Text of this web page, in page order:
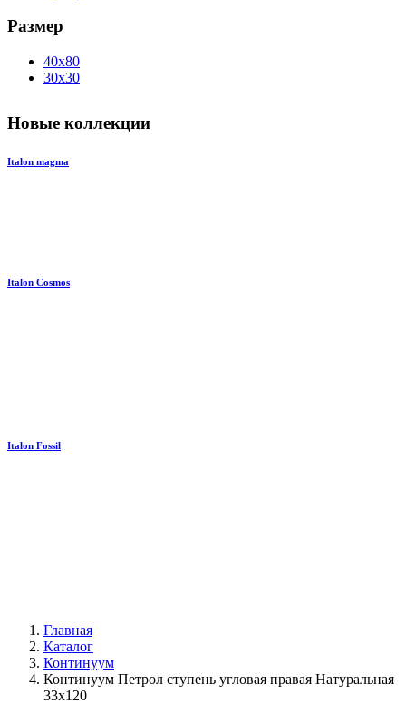
Размер
40x80
30x30
Новые коллекции
Italon magma
Italon Cosmos
Italon Fossil
Главная
Каталог
Континуум
Континуум Петрол ступень угловая правая Натуральная
33x120